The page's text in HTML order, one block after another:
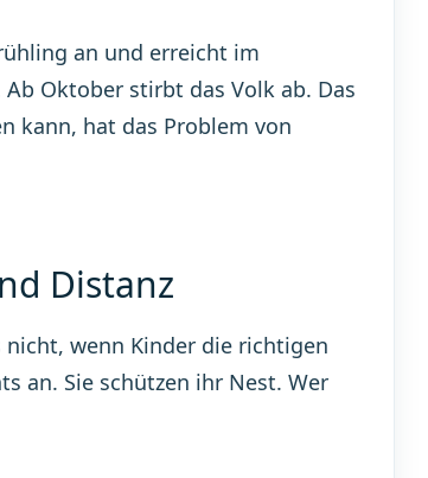
an und erreicht im
Oktober stirbt das Volk ab. Das
kann, hat das Problem von
Distanz
wenn Kinder die richtigen
an. Sie schützen ihr Nest. Wer